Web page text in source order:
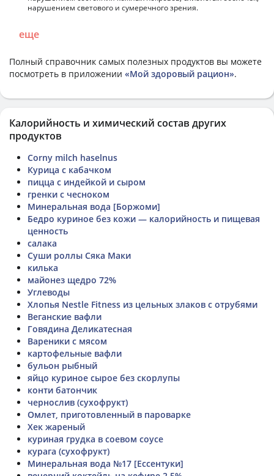
нарушением светового и сумеречного зрения.
еще
Полный справочник самых полезных продуктов вы можете
посмотреть в приложении «Мой здоровый рацион».
Калорийность и химический состав других
продуктов
Corny milch haselnus
Курица с кабачком
пицца с индейкой и сыром
гренки с чесноком
Минеральная вода [Боржоми]
Бедро куриное без кожи — калорийность и пищевая
ценность
салака
Суши роллы Сяка Маки
килька
майонез щедро 72%
Углеводы
Хлопья Nestle Fitness из цельных злаков с отрубями
Веганские вафли
Говядина Деликатесная
Вареники с мясом
картофельные вафли
бульон рыбный
яйцо куриное сырое без скорлупы
конти батончик
чернослив (сухофрукт)
Омлет, приготовленный в пароварке
Хек жареный
куриная грудка в соевом соусе
курага (сухофрукт)
Минеральная вода №17 [Ессентуки]